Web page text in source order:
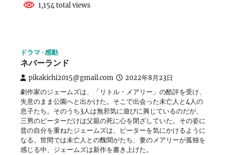
1,154 total views
ドラマ 感動
ネバーランド
pikakichi2015@gmail.com 2022年8月23日
劇作家のジェームズは、「リトル・メアリー」の酷評を受け、
失意のまま公園へと出かけた。そこで出会った未亡人と4人の
息子たち。そのうち3人は無邪気に遊びに興じているのだが、
三男のピーターだけは父親の死に心を閉ざしていた。その姿に
昔の自分を重ねたジェームズは、ピーターを気にかけるように
なる。世間では未亡人との醜聞がたち、妻のメアリーが孤独を
感じる中、ジェームズは新作を書き上げた。